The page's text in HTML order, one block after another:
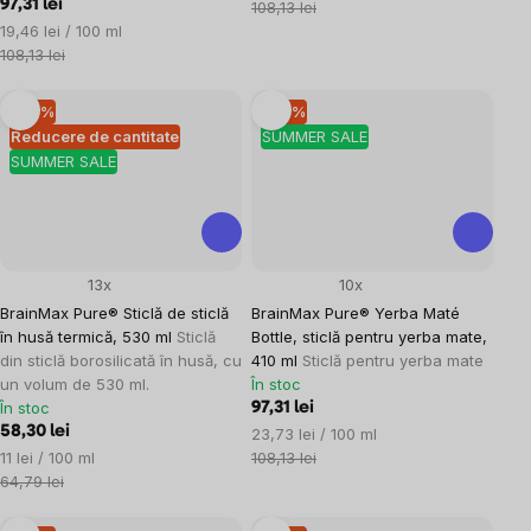
97,31 lei
Evaluare
preţ:
19,46 lei / 100 ml
108,13 lei
preţ:
108,13 lei
Reducere de cantitate
SUMMER SALE
–10 %
BrainMax Pure® Sticlă de sticlă
în husă termică, 530 ml Sticlă
din sticlă borosilicată în husă, cu
un volum de 530 ml.
13x
În stoc
58,30 lei
Evaluare
preţ:
11 lei / 100 ml
64,79 lei
SUMMER SALE
–10 %
BrainMax Pure® Yerba Maté
Bottle, sticlă pentru yerba mate,
410 ml Sticlă pentru yerba mate
10x
În stoc
97,31 lei
Evaluare
preţ:
23,73 lei / 100 ml
108,13 lei